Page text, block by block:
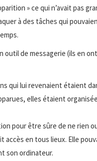
» ce qui n’avait pas
à des tâches qui
de messagerie (ils en
qui lui revenaient étaient
elles étaient
pour être sûre de ne rien
accès en tous lieux. Elle
son ordinateur.